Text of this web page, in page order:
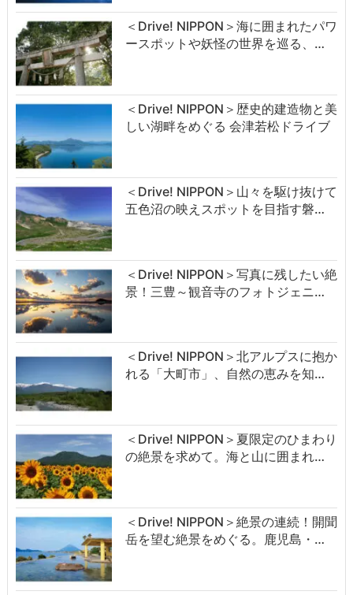
＜Drive! NIPPON＞海に囲まれたパワ
ースポットや妖怪の世界を巡る、…
＜Drive! NIPPON＞歴史的建造物と美
しい湖畔をめぐる 会津若松ドライブ
＜Drive! NIPPON＞山々を駆け抜けて
五色沼の映えスポットを目指す磐…
＜Drive! NIPPON＞写真に残したい絶
景！三豊～観音寺のフォトジェニ…
＜Drive! NIPPON＞北アルプスに抱か
れる「大町市」、自然の恵みを知…
＜Drive! NIPPON＞夏限定のひまわり
の絶景を求めて。海と山に囲まれ…
＜Drive! NIPPON＞絶景の連続！開聞
岳を望む絶景をめぐる。鹿児島・…